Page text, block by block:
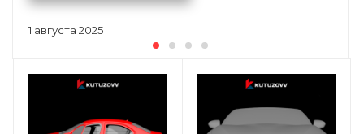
1 августа 2025